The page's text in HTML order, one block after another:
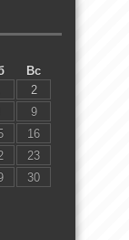
Вс
2
9
16
23
30